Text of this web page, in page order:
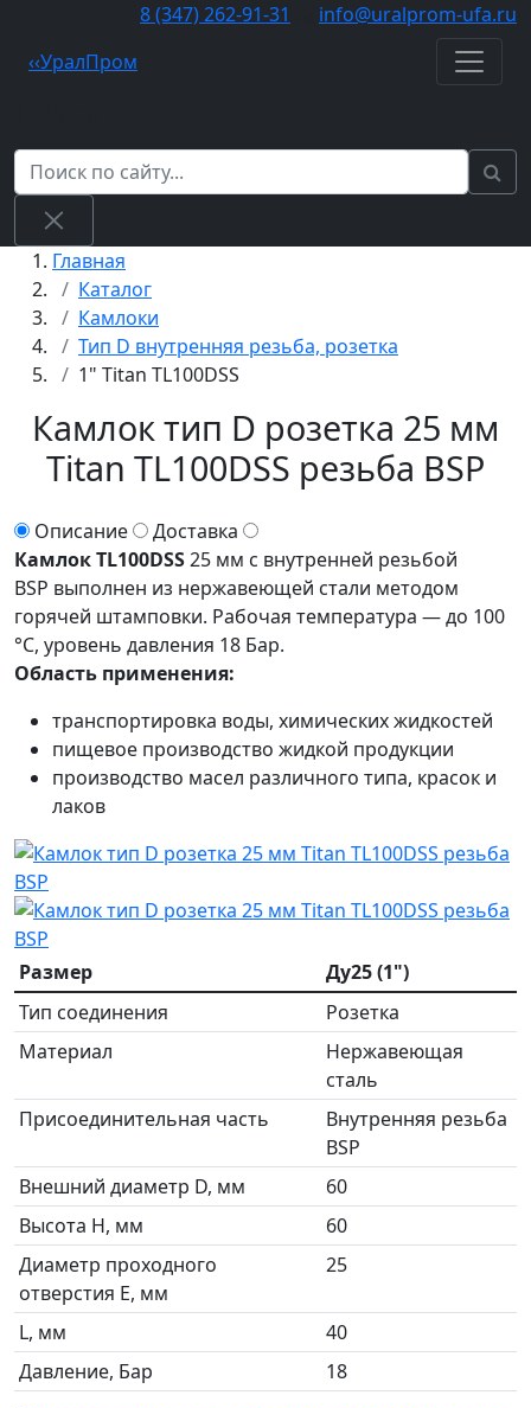
8 (347) 262‑91‑31
info@uralprom-ufa.ru
‹‹УралПром
Главная
Каталог
Камлоки
Тип D внутренняя резьба, розетка
1" Titan TL100DSS
Камлок тип D розетка 25 мм
Titan TL100DSS резьба BSP
Описание
Доставка
Камлок TL100DSS25 мм с внутренней резьбой
BSP выполнен из нержавеющей стали методом
горячей штамповки. Рабочая температура — до 100
°С, уровень давления 18 Бар.
Область применения:
транспортировка воды, химических жидкостей
пищевое производство жидкой продукции
производство масел различного типа, красок и
лаков
Размер
Ду25 (1")
Тип соединения
Розетка
Материал
Нержавеющая
сталь
Присоединительная часть
Внутренняя резьба
BSP
Внешний диаметр D, мм
60
Высота H, мм
60
Диаметр проходного
отверстия E, мм
25
L, мм
40
Давление, Бар
18